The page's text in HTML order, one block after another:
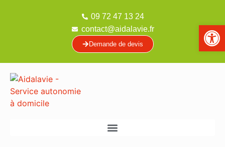
09 72 47 13 24
contact@aidalavie.fr
Demande de devis
Ouvrir